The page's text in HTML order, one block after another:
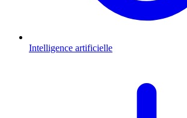
Intelligence artificielle